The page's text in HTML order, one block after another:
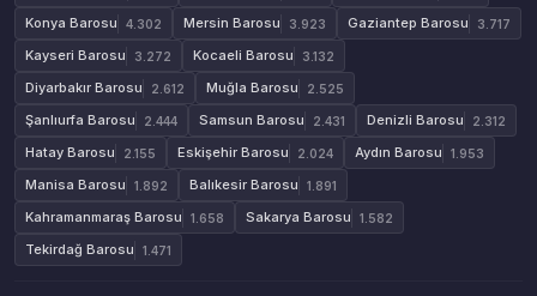
Konya Barosu 4.302 Mersin Barosu 3.923 Gaziantep Barosu 3.717
Kayseri Barosu 3.272 Kocaeli Barosu 3.132
Diyarbakır Barosu 2.612 Muğla Barosu 2.525
Şanlıurfa Barosu 2.444 Samsun Barosu 2.431 Denizli Barosu 2.312
Hatay Barosu 2.155 Eskişehir Barosu 2.024 Aydın Barosu 1.953
Manisa Barosu 1.892 Balıkesir Barosu 1.891
Kahramanmaraş Barosu 1.658 Sakarya Barosu 1.582
Tekirdağ Barosu 1.471